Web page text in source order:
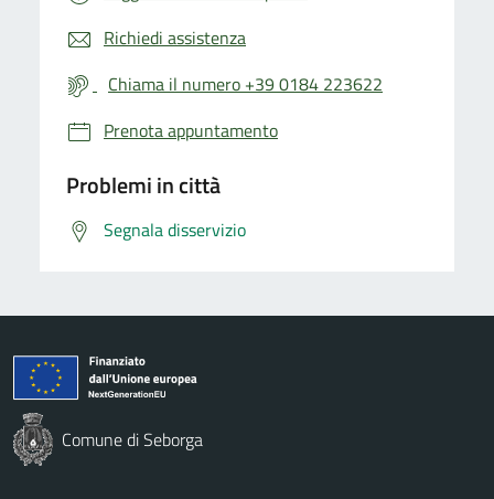
Richiedi assistenza
Chiama il numero +39 0184 223622
Prenota appuntamento
Problemi in città
Segnala disservizio
Comune di Seborga